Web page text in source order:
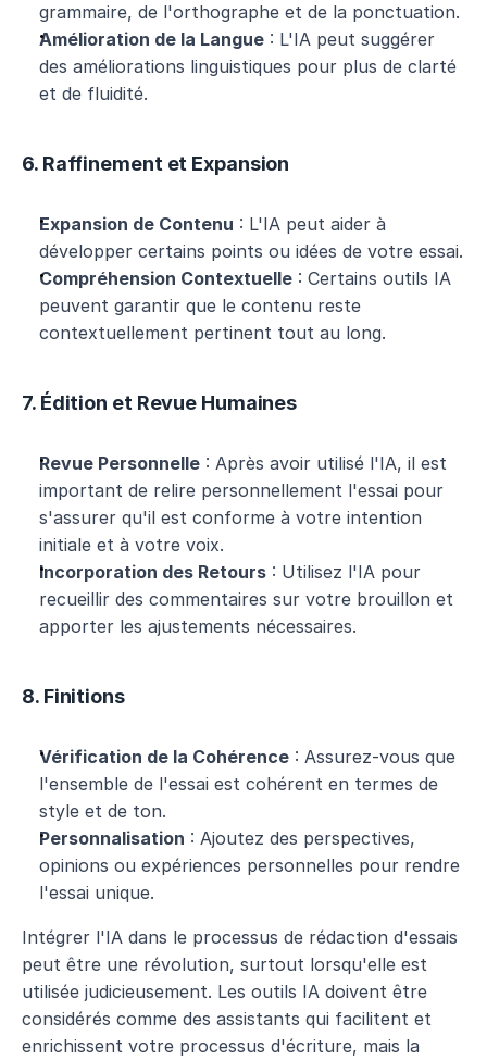
grammaire, de l'orthographe et de la ponctuation.
Amélioration de la Langue : L'IA peut suggérer
des améliorations linguistiques pour plus de clarté
et de fluidité.
6. Raffinement et Expansion
Expansion de Contenu : L'IA peut aider à
développer certains points ou idées de votre essai.
Compréhension Contextuelle : Certains outils IA
peuvent garantir que le contenu reste
contextuellement pertinent tout au long.
7. Édition et Revue Humaines
Revue Personnelle : Après avoir utilisé l'IA, il est
important de relire personnellement l'essai pour
s'assurer qu'il est conforme à votre intention
initiale et à votre voix.
Incorporation des Retours : Utilisez l'IA pour
recueillir des commentaires sur votre brouillon et
apporter les ajustements nécessaires.
8. Finitions
Vérification de la Cohérence : Assurez-vous que
l'ensemble de l'essai est cohérent en termes de
style et de ton.
Personnalisation : Ajoutez des perspectives,
opinions ou expériences personnelles pour rendre
l'essai unique.
Intégrer l'IA dans le processus de rédaction d'essais
peut être une révolution, surtout lorsqu'elle est
utilisée judicieusement. Les outils IA doivent être
considérés comme des assistants qui facilitent et
enrichissent votre processus d'écriture, mais la